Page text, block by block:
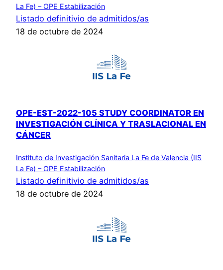
La Fe) – OPE Estabilización
Listado definitivio de admitidos/as
18 de octubre de 2024
OPE-EST-2022-105 STUDY COORDINATOR EN
INVESTIGACIÓN CLÍNICA Y TRASLACIONAL EN
CÁNCER
Instituto de Investigación Sanitaria La Fe de Valencia (IIS
La Fe) – OPE Estabilización
Listado definitivio de admitidos/as
18 de octubre de 2024